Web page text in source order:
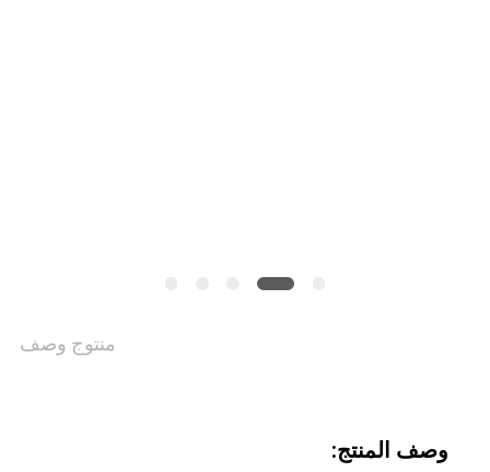
منتوج وصف
وصف المنتج: